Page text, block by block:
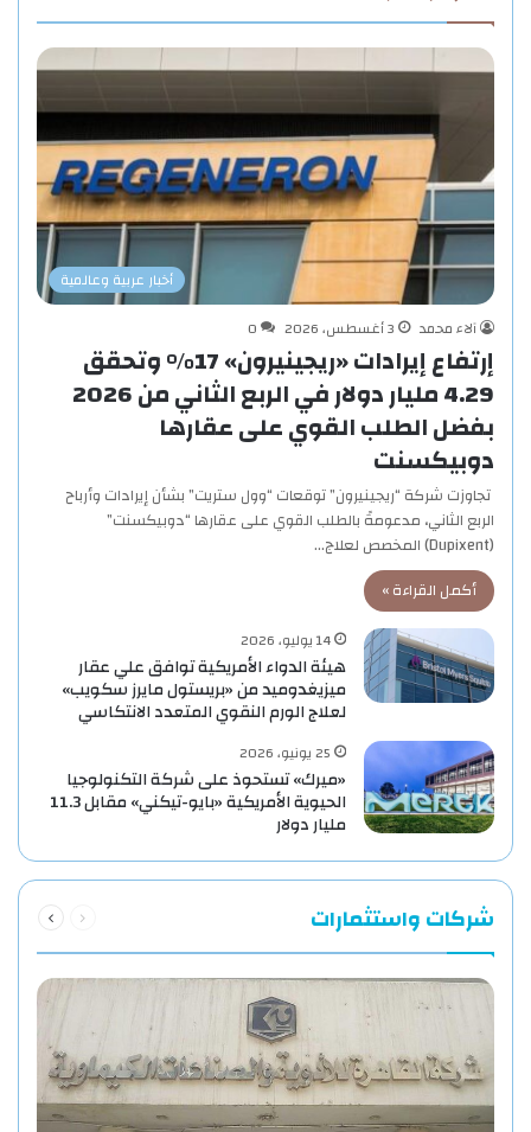
أخبار عربية وعالمية
آلاء محمد
3 أغسطس، 2026 0
إرتفاع إيرادات «ريجينيرون» 17% وتحقق
4.29 مليار دولار في الربع الثاني من 2026
بفضل الطلب القوي على عقارها
دوبيكسنت
تجاوزت شركة “ريجينيرون” توقعات “وول ستريت” بشأن إيرادات وأرباح
الربع الثاني، مدعومةً بالطلب القوي على عقارها “دوبيكسنت”
(Dupixent) المخصص لعلاج…
أكمل القراءة »
14 يوليو، 2026
هيئة الدواء الأمريكية توافق علي عقار
ميزيغدوميد من «بريستول مايرز سكويب»
لعلاج الورم النقوي المتعدد الانتكاسي
25 يونيو، 2026
«ميرك» تستحوذ على شركة التكنولوجيا
الحيوية الأمريكية «بايو-تيكني» مقابل 11.3
مليار دولار
شركات واستثمارات الصفحةالصفحة